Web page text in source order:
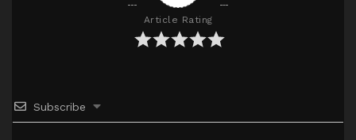
Google Drive AceFile MediaFire
TeraBox
Uptobox
Article Rating
Subscribe